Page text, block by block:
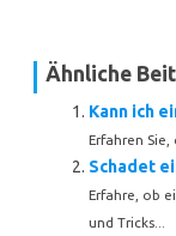
Ähnliche
Kann ich
Erfahren Sie,
Schadet
Erfahre, ob
und Tricks...